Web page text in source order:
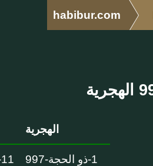
habibur.com
الهجرية
1-ذو الحجة-997 11-أكتوبر-1589